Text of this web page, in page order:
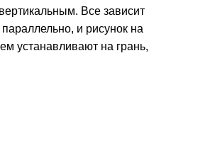
Все зависит
и рисунок на
устанавливают на грань,